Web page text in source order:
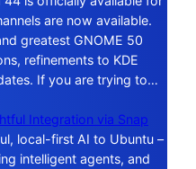
are now available.
greatest GNOME 50
refinements to KDE
If you are trying to…
Integration via Snap
local-first AI to Ubuntu –
intelligent agents, and